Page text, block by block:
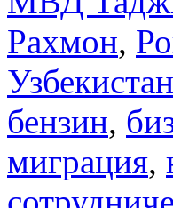
Рахмон,
Узбекистан
бензин,
миграция,